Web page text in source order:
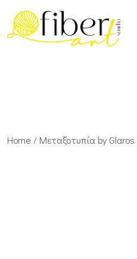
Home / Μεταξοτυπία by Glaros